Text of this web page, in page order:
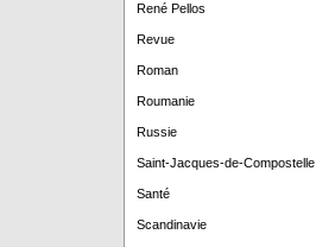
René Pellos
Revue
Roman
Roumanie
Russie
Saint-Jacques-de-Compostelle
Santé
Scandinavie